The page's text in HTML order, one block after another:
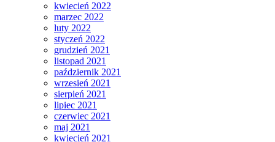
kwiecień 2022
marzec 2022
luty 2022
styczeń 2022
grudzień 2021
listopad 2021
październik 2021
wrzesień 2021
sierpień 2021
lipiec 2021
czerwiec 2021
maj 2021
kwiecień 2021